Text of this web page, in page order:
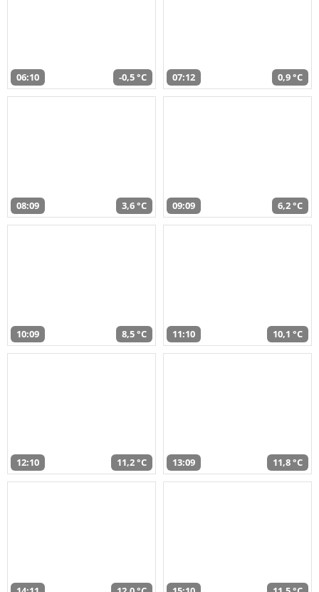
06:10 -0,5 °C 07:12 0,9 °C
08:09 3,6 °C 09:09 6,2 °C
10:09 8,5 °C 11:10 10,1 °C
12:10 11,2 °C 13:09 11,8 °C